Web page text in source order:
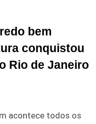
bem
conquistou
Rio de Janeiro
acontece todos os